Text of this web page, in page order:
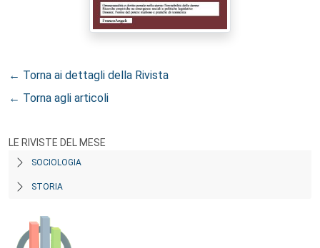
← Torna ai dettagli della Rivista
← Torna agli articoli
LE RIVISTE DEL MESE
SOCIOLOGIA
STORIA